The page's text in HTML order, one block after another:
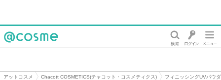
アットコスメ Chacott COSMETICS(チャコット・コスメティクス)
フィニッシングUVパウ